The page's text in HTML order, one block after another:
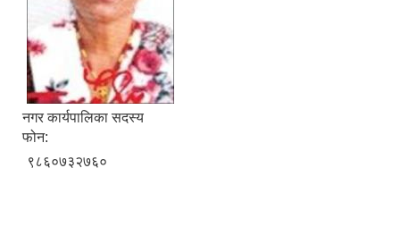
नगर कार्यपालिका सदस्य
फोन:
९८६०७३२७६०